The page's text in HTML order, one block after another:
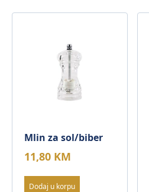
Mlin za sol/biber
11,80 KM
Dodaj u korpu